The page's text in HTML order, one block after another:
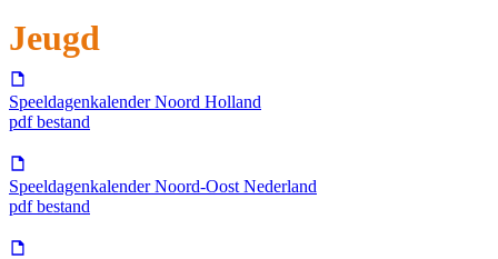
Jeugd
Speeldagenkalender Noord Holland
pdf bestand
Speeldagenkalender Noord-Oost Nederland
pdf bestand